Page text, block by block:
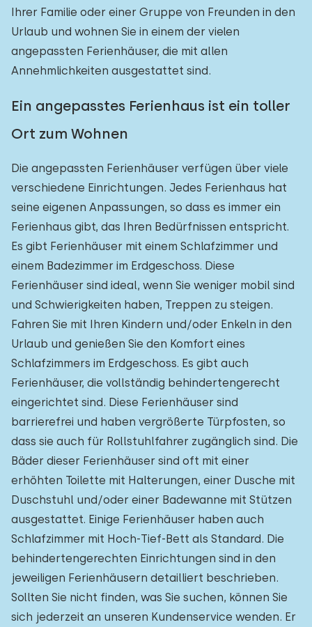
Ihrer Familie oder einer Gruppe von Freunden in den
Urlaub und wohnen Sie in einem der vielen
angepassten Ferienhäuser, die mit allen
Annehmlichkeiten ausgestattet sind.
Ein angepasstes Ferienhaus ist ein toller
Ort zum Wohnen
Die angepassten Ferienhäuser verfügen über viele
verschiedene Einrichtungen. Jedes Ferienhaus hat
seine eigenen Anpassungen, so dass es immer ein
Ferienhaus gibt, das Ihren Bedürfnissen entspricht.
Es gibt Ferienhäuser mit einem Schlafzimmer und
einem Badezimmer im Erdgeschoss. Diese
Ferienhäuser sind ideal, wenn Sie weniger mobil sind
und Schwierigkeiten haben, Treppen zu steigen.
Fahren Sie mit Ihren Kindern und/oder Enkeln in den
Urlaub und genießen Sie den Komfort eines
Schlafzimmers im Erdgeschoss. Es gibt auch
Ferienhäuser, die vollständig behindertengerecht
eingerichtet sind. Diese Ferienhäuser sind
barrierefrei und haben vergrößerte Türpfosten, so
dass sie auch für Rollstuhlfahrer zugänglich sind. Die
Bäder dieser Ferienhäuser sind oft mit einer
erhöhten Toilette mit Halterungen, einer Dusche mit
Duschstuhl und/oder einer Badewanne mit Stützen
ausgestattet. Einige Ferienhäuser haben auch
Schlafzimmer mit Hoch-Tief-Bett als Standard. Die
behindertengerechten Einrichtungen sind in den
jeweiligen Ferienhäusern detailliert beschrieben.
Sollten Sie nicht finden, was Sie suchen, können Sie
sich jederzeit an unseren Kundenservice wenden. Er